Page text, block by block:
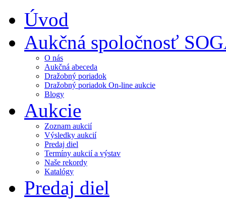
Úvod
Aukčná spoločnosť
O nás
Aukčná abeceda
Dražobný poriadok
Dražobný poriadok On-line aukcie
Blogy
Aukcie
Zoznam aukcií
Výsledky aukcií
Predaj diel
Termíny aukcií a výstav
Naše rekordy
Katalógy
Predaj diel